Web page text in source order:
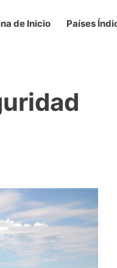
de Inicio Países